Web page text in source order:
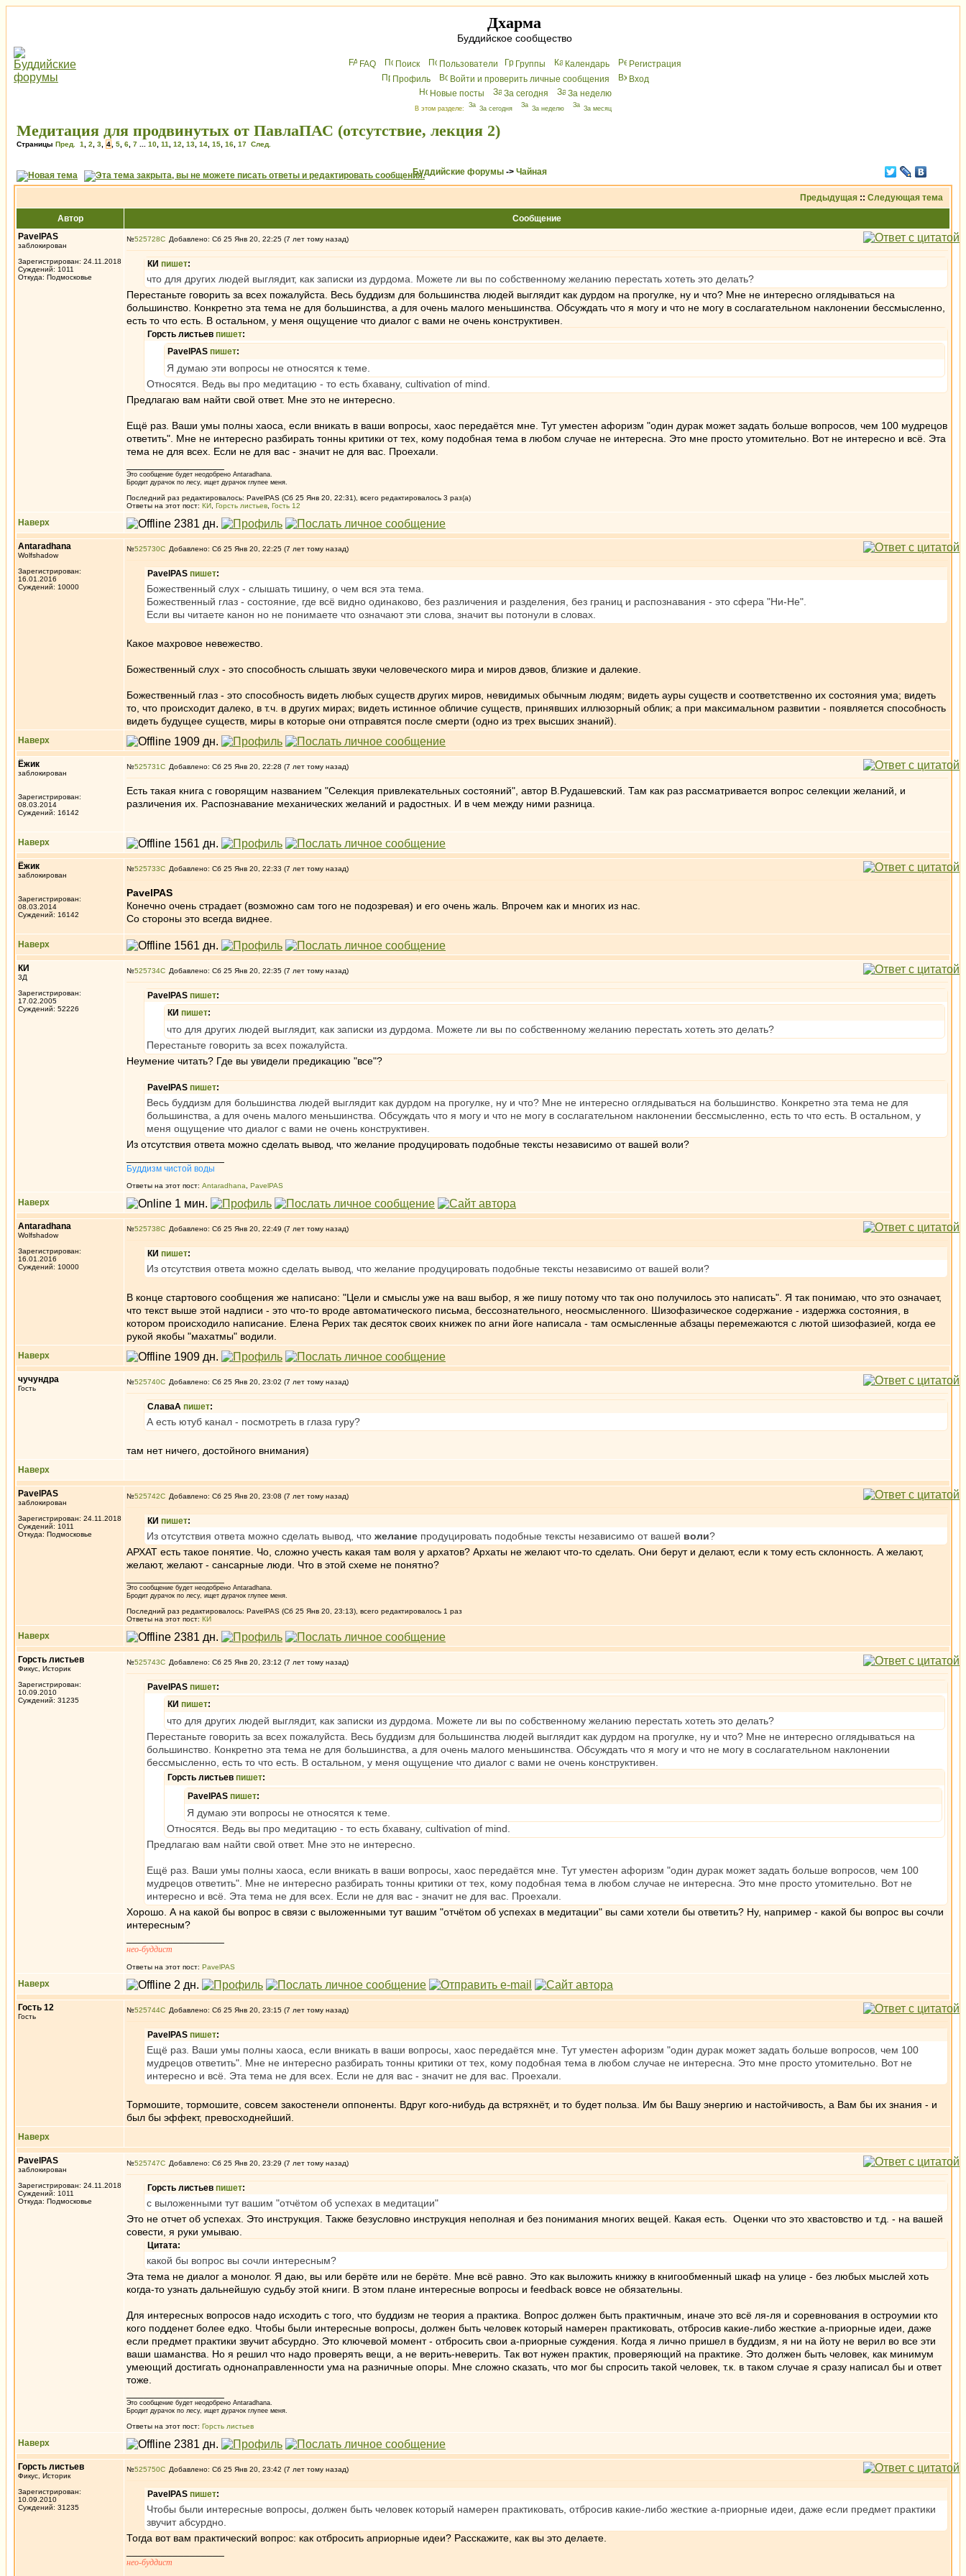
Дхарма
Буддийское сообщество
FAQ Поиск Пользователи Группы Календарь
Peгиcтрaция
Профиль
Войти и проверить личные сообщения
Вхoд
Новые посты
За сегодня За неделю
В этом разделе: За сегодня За неделю За месяц
Медитация для продвинутых от ПавлаПАС (отсутствие, лекция 2)
Страницы Пред. 1 2 3 4 5 6 7 10 11 12 13 14 15 16 17 След.
Буддийские форумы -> Чайная
Предыдущая :: Следующая тема
Автор
Сообщение
PavelPAS
заблокирован
Зарегистрирован: 24.11.2018
Суждений: 1011
Откуда: Подмосковье
№525728 Добавлено: Сб 25 Янв 20, 22:25 (7 лет тому назад)
КИ пишет:
что для других людей выглядит, как записки из дурдома. Можете ли вы по собственному желанию перестать хотеть это делать?
Перестаньте говорить за всех пожалуйста. Весь буддизм для большинства людей выглядит как дурдом на прогулке, ну и что? Мне не интересно оглядываться на
большинство. Конкретно эта тема не для большинства, а для очень малого меньшинства. Обсуждать что я могу и что не могу в сослагательном наклонении бессмысленно,
есть то что есть. В остальном, у меня ощущение что диалог с вами не очень конструктивен.
Горсть листьев пишет:
PavelPAS пишет:
Я думаю эти вопросы не относятся к теме.
Относятся. Ведь вы про медитацию - то есть бхавану, cultivation of mind.
Предлагаю вам найти свой ответ. Мне это не интересно.
Ещё раз. Ваши умы полны хаоса, если вникать в ваши вопросы, хаос передаётся мне. Тут уместен афоризм "один дурак может задать больше вопросов, чем 100 мудрецов
ответить". Мне не интересно разбирать тонны критики от тех, кому подобная тема в любом случае не интересна. Это мне просто утомительно. Вот не интересно и всё. Эта
тема не для всех. Если не для вас - значит не для вас. Проехали.
Это сообщение будет неодобрено Antaradhana.
Бродит дурачок по лесу, ищет дурачок глупее меня.
Последний раз редактировалось: PavelPAS (Сб 25 Янв 20, 22:31), всего редактировалось 3 раз(а)
Ответы на этот пост: КИ Горсть листьев Гость 12
Наверх
Antaradhana
Wolfshadow
Зарегистрирован:
16.01.2016
Суждений: 10000
№525730 Добавлено: Сб 25 Янв 20, 22:25 (7 лет тому назад)
PavelPAS пишет:
Божественный слух - слышать тишину, о чем вся эта тема.
Божественный глаз - состояние, где всё видно одинаково, без различения и разделения, без границ и распознавания - это сфера "Ни-Не".
Если вы читаете канон но не понимаете что означают эти слова, значит вы потонули в словах.
Какое махровое невежество.
Божественный слух - это способность слышать звуки человеческого мира и миров дэвов, близкие и далекие.
Божественный глаз - это способность видеть любых существ других миров, невидимых обычным людям; видеть ауры существ и соответственно их состояния ума; видеть
то, что происходит далеко, в т.ч. в других мирах; видеть истинное обличие существ, принявших иллюзорный облик; а при максимальном развитии - появляется способность
видеть будущее существ, миры в которые они отправятся после смерти (одно из трех высших знаний).
Наверх
Ёжик
заблокирован
Зарегистрирован:
08.03.2014
Суждений: 16142
№525731 Добавлено: Сб 25 Янв 20, 22:28 (7 лет тому назад)
Есть такая книга с говорящим названием "Селекция привлекательных состояний", автор В.Рудашевский. Там как раз рассматривается вопрос селекции желаний, и
различения их. Распознавание механических желаний и радостных. И в чем между ними разница.
Наверх
Ёжик
заблокирован
Зарегистрирован:
08.03.2014
Суждений: 16142
№525733 Добавлено: Сб 25 Янв 20, 22:33 (7 лет тому назад)
PavelPAS
Конечно очень страдает (возможно сам того не подозревая) и его очень жаль. Впрочем как и многих из нас.
Со стороны это всегда виднее.
Наверх
КИ
3Д
Зарегистрирован:
17.02.2005
Суждений: 52226
№525734 Добавлено: Сб 25 Янв 20, 22:35 (7 лет тому назад)
PavelPAS пишет:
КИ пишет:
что для других людей выглядит, как записки из дурдома. Можете ли вы по собственному желанию перестать хотеть это делать?
Перестаньте говорить за всех пожалуйста.
Неумение читать? Где вы увидели предикацию "все"?
PavelPAS пишет:
Весь буддизм для большинства людей выглядит как дурдом на прогулке, ну и что? Мне не интересно оглядываться на большинство. Конкретно эта тема не для
большинства, а для очень малого меньшинства. Обсуждать что я могу и что не могу в сослагательном наклонении бессмысленно, есть то что есть. В остальном, у
меня ощущение что диалог с вами не очень конструктивен.
Из отсутствия ответа можно сделать вывод, что желание продуцировать подобные тексты независимо от вашей воли?
Буддизм чистой воды
Ответы на этот пост: Antaradhana PavelPAS
Наверх
Antaradhana
Wolfshadow
Зарегистрирован:
16.01.2016
Суждений: 10000
№525738 Добавлено: Сб 25 Янв 20, 22:49 (7 лет тому назад)
КИ пишет:
Из отсутствия ответа можно сделать вывод, что желание продуцировать подобные тексты независимо от вашей воли?
В конце стартового сообщения же написано: "Цели и смыслы уже на ваш выбор, я же пишу потому что так оно получилось это написать". Я так понимаю, что это означает,
что текст выше этой надписи - это что-то вроде автоматического письма, бессознательного, неосмысленного. Шизофазическое содержание - издержка состояния, в
котором происходило написание. Елена Рерих так десяток своих книжек по агни йоге написала - там осмысленные абзацы перемежаются с лютой шизофазией, когда ее
рукой якобы "махатмы" водили.
Наверх
чучундра
Гость
№525740 Добавлено: Сб 25 Янв 20, 23:02 (7 лет тому назад)
СлаваА пишет:
А есть ютуб канал - посмотреть в глаза гуру?
там нет ничего, достойного внимания)
Наверх
PavelPAS
заблокирован
Зарегистрирован: 24.11.2018
Суждений: 1011
Откуда: Подмосковье
№525742 Добавлено: Сб 25 Янв 20, 23:08 (7 лет тому назад)
КИ пишет:
Из отсутствия ответа можно сделать вывод, что желание продуцировать подобные тексты независимо от вашей воли?
АРХАТ есть такое понятие. Чо, сложно учесть какая там воля у архатов? Архаты не желают что-то сделать. Они берут и делают, если к тому есть склонность. А желают,
желают, желают - сансарные люди. Что в этой схеме не понятно?
Это сообщение будет неодобрено Antaradhana.
Бродит дурачок по лесу, ищет дурачок глупее меня.
Последний раз редактировалось: PavelPAS (Сб 25 Янв 20, 23:13), всего редактировалось 1 раз
Ответы на этот пост: КИ
Наверх
Горсть листьев
Фикус, Историк
Зарегистрирован:
10.09.2010
Суждений: 31235
№525743 Добавлено: Сб 25 Янв 20, 23:12 (7 лет тому назад)
PavelPAS пишет:
КИ пишет:
что для других людей выглядит, как записки из дурдома. Можете ли вы по собственному желанию перестать хотеть это делать?
Перестаньте говорить за всех пожалуйста. Весь буддизм для большинства людей выглядит как дурдом на прогулке, ну и что? Мне не интересно оглядываться на
большинство. Конкретно эта тема не для большинства, а для очень малого меньшинства. Обсуждать что я могу и что не могу в сослагательном наклонении
бессмысленно, есть то что есть. В остальном, у меня ощущение что диалог с вами не очень конструктивен.
Горсть листьев пишет:
PavelPAS пишет:
Я думаю эти вопросы не относятся к теме.
Относятся. Ведь вы про медитацию - то есть бхавану, cultivation of mind.
Предлагаю вам найти свой ответ. Мне это не интересно.
Ещё раз. Ваши умы полны хаоса, если вникать в ваши вопросы, хаос передаётся мне. Тут уместен афоризм "один дурак может задать больше вопросов, чем 100
мудрецов ответить". Мне не интересно разбирать тонны критики от тех, кому подобная тема в любом случае не интересна. Это мне просто утомительно. Вот не
интересно и всё. Эта тема не для всех. Если не для вас - значит не для вас. Проехали.
Хорошо. А на какой бы вопрос в связи с выложенными тут вашим "отчётом об успехах в медитации" вы сами хотели бы ответить? Ну, например - какой бы вопрос вы сочли
интересным?
нео-буддист
Ответы на этот пост: PavelPAS
Наверх
Гость 12
Гость
№525744 Добавлено: Сб 25 Янв 20, 23:15 (7 лет тому назад)
PavelPAS пишет:
Ещё раз. Ваши умы полны хаоса, если вникать в ваши вопросы, хаос передаётся мне. Тут уместен афоризм "один дурак может задать больше вопросов, чем 100
мудрецов ответить". Мне не интересно разбирать тонны критики от тех, кому подобная тема в любом случае не интересна. Это мне просто утомительно. Вот не
интересно и всё. Эта тема не для всех. Если не для вас - значит не для вас. Проехали.
Тормошите, тормошите, совсем закостенели оппоненты. Вдруг кого-нибудь да встряхнёт, и то будет польза. Им бы Вашу энергию и настойчивость, а Вам бы их знания - и
был бы эффект, превосходнейший.
Наверх
PavelPAS
заблокирован
Зарегистрирован: 24.11.2018
Суждений: 1011
Откуда: Подмосковье
№525747 Добавлено: Сб 25 Янв 20, 23:29 (7 лет тому назад)
Горсть листьев пишет:
с выложенными тут вашим "отчётом об успехах в медитации"
Это не отчет об успехах. Это инструкция. Также безусловно инструкция неполная и без понимания многих вещей. Какая есть. Оценки что это хвастовство и т.д. - на вашей
совести, я руки умываю.
Цитата:
какой бы вопрос вы сочли интересным?
Эта тема не диалог а монолог. Я даю, вы или берёте или не берёте. Мне всё равно. Это как выложить книжку в книгообменный шкаф на улице - без любых мыслей хоть
когда-то узнать дальнейшую судьбу этой книги. В этом плане интересные вопросы и feedback вовсе не обязательны.
Для интересных вопросов надо исходить с того, что буддизм не теория а практика. Вопрос должен быть практичным, иначе это всё ля-ля и соревнования в остроумии кто
кого подденет более едко. Чтобы были интересные вопросы, должен быть человек который намерен практиковать, отбросив какие-либо жесткие а-приорные идеи, даже
если предмет практики звучит абсурдно. Это ключевой момент - отбросить свои а-приорные суждения. Когда я лично пришел в буддизм, я ни на йоту не верил во все эти
ваши шаманства. Но я решил что надо проверять вещи, а не верить-неверить. Так вот нужен практик, проверяющий на практике. Это должен быть человек, как минимум
умеющий достигать однонаправленности ума на разничные опоры. Мне сложно сказать, что мог бы спросить такой человек, т.к. в таком случае я сразу написал бы и ответ
тоже.
Это сообщение будет неодобрено Antaradhana.
Бродит дурачок по лесу, ищет дурачок глупее меня.
Ответы на этот пост: Горсть листьев
Наверх
Горсть листьев
Фикус, Историк
Зарегистрирован:
10.09.2010
Суждений: 31235
№525750 Добавлено: Сб 25 Янв 20, 23:42 (7 лет тому назад)
PavelPAS пишет:
Чтобы были интересные вопросы, должен быть человек который намерен практиковать, отбросив какие-либо жесткие а-приорные идеи, даже если предмет практики
звучит абсурдно.
Тогда вот вам практический вопрос: как отбросить априорные идеи? Расскажите, как вы это делаете.
нео-буддист